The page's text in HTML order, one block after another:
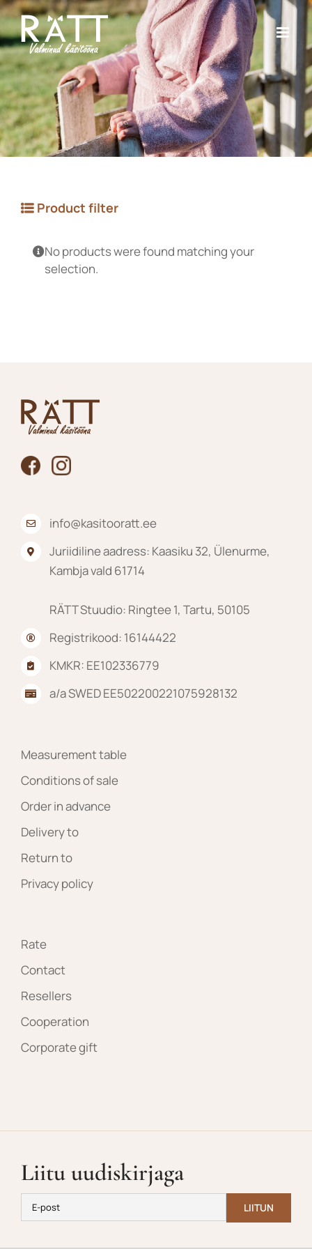
Skip
content
Product filter
No products were found matching your
selection.
info@kasitooratt.ee
Juriidiline aadress: Kaasiku 32, Ülenurme,
Kambja vald 61714
RÄTT Stuudio: Ringtee 1, Tartu, 50105
Registrikood: 16144422
KMKR: EE102336779
a/a SWED EE502200221075928132
Measurement table
Conditions of sale
Order in advance
Delivery to
Return to
Privacy policy
Rate
Contact
Resellers
Cooperation
Corporate gift
Liitu uudiskirjaga
Liitu uudiskirjaga
Liitu uudiskirjaga ja saa esimeselt
ostult -10% soodustust!